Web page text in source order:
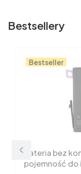
Bestsellery
Bestseller
Bateria bez
pojemność do